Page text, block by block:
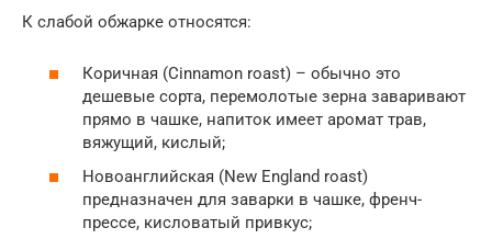
К слабой обжарке относятся:
Коричная (Cinnamon roast) – обычно это
дешевые сорта, перемолотые зерна заваривают
прямо в чашке, напиток имеет аромат трав,
вяжущий, кислый;
Новоанглийская (New England roast)
предназначен для заварки в чашке, френч-
прессе, кисловатый привкус;